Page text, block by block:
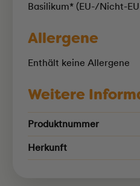
Basilikum* (EU-/Nicht-
Allergene
Enthält keine Allergene
Weitere
Produktnummer
Herkunft